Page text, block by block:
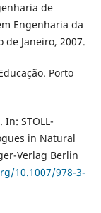
de
Engenharia da
de Janeiro, 2007.
Porto
STOLL-
in Natural
Verlag Berlin
10.1007/978-3-